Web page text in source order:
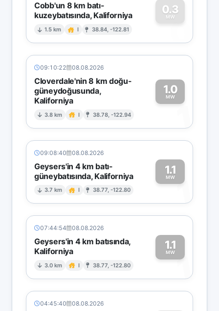
Cobb'un 8 km batı-
kuzeybatısında, Kaliforniya
1.5 km I 38.84, -122.81
0.3
MW
0
09:10:22 08.08.2026
Cloverdale'nin 8 km doğu-
güneydoğusunda,
Kaliforniya
3.8 km I 38.78, -122.94
1.0
MW
1
09:08:40 08.08.2026
Geysers'in 4 km batı-
güneybatısında, Kaliforniya
3.7 km I 38.77, -122.80
1.1
MW1
07:44:54 08.08.2026
Geysers'in 4 km batısında,
Kaliforniya
3.0 km I 38.77, -122.80
1.1
MW1
04:45:40 08.08.2026